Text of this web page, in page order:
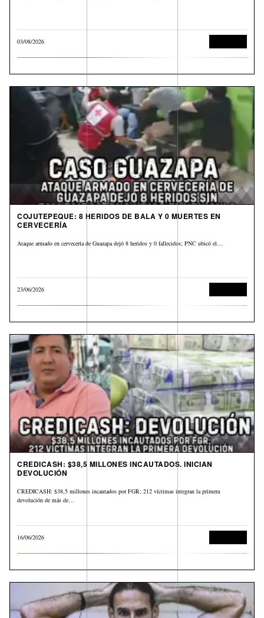
03/08/2026
COJUTEPEQUE: 8 HERIDOS DE BALA Y 0 MUERTES EN
CERVECERÍA
Ataque armado en cervecería de Guazapa dejó 8 heridos y 0 fallecidos; PNC ubicó el…
23/06/2026
CREDICASH: $38,5 MILLONES INCAUTADOS. INICIAN
DEVOLUCIÓN
CREDICASH: $38,5 millones incautados por FGR; 212 víctimas integran la primera
devolución de más de…
16/06/2026